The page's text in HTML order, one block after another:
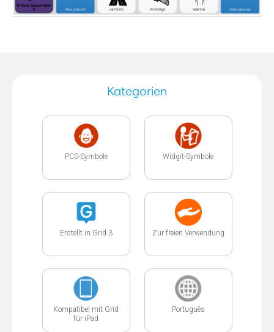
Kategorien
PCS-Symbole Widgit-Symbole
Erstellt in Grid 3 Zur freien Verwendung
Kompatibel mit Grid
für iPad
Português